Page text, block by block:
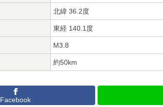
北緯 36.2度
東経 140.1度
M3.8
約50km
Facebook